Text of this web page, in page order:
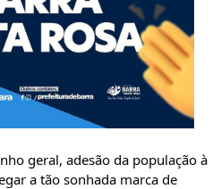
geral, adesão da população à
a tão sonhada marca de